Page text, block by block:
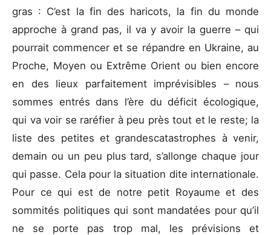
gras : C’est la fin des haricots, la fin du monde
approche à grand pas, il va y avoir la guerre – qui
pourrait commencer et se répandre en Ukraine, au
Proche, Moyen ou Extrême Orient ou bien encore
en des lieux parfaitement imprévisibles – nous
sommes entrés dans l’ère du déficit écologique,
qui va voir se raréfier à peu près tout et le reste; la
liste des petites et grandescatastrophes à venir,
demain ou un peu plus tard, s’allonge chaque jour
qui passe. Cela pour la situation dite internationale.
Pour ce qui est de notre petit Royaume et des
sommités politiques qui sont mandatées pour qu’il
ne se porte pas trop mal, les prévisions et